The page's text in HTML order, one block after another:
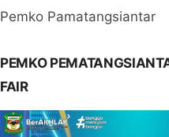
Pemko Pamatangsiantar
PEMKO
FAIR